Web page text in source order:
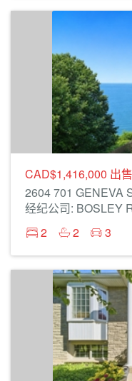
CAD$1,416,000 出售
2604 701 GENEVA
经纪公司: BOSLEY
2
2 3